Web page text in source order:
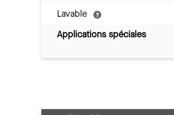
Lavable
Applications spéciales